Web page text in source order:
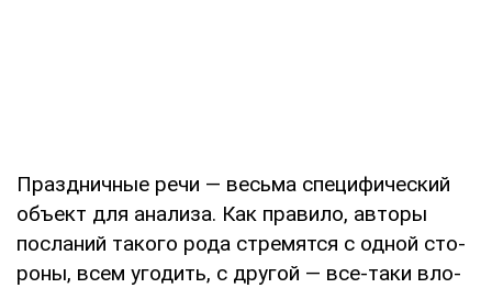
Праздничные речи — весьма специфиче­ский
объект для анализа. Как правило, авторы
посланий такого рода стремятся с одной сто­
роны, всем угодить, с другой — все-таки вло­